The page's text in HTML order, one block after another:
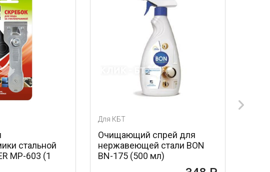
Очищающий спрей для
нержавеющей стали BON
BN-175 (500 мл)
Лезвия для
стальные MAGIC